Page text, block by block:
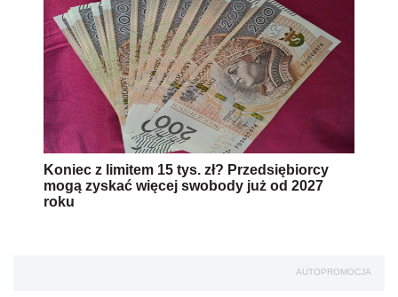
Koniec z limitem 15 tys. zł? Przedsiębiorcy
mogą zyskać więcej swobody już od 2027
roku
AUTOPROMOCJA